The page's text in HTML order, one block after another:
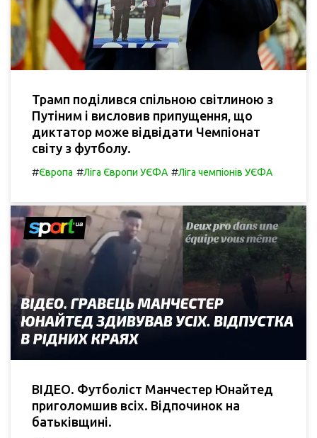
Трамп поділився спільною світлиною з
Путіним і висловив припущення, що
диктатор може відвідати Чемпіонат
світу з футболу.
#Європа #Ліга Європи УЄФА #Ліга чемпіонів УЄФА
ВІДЕО. Футболіст Манчестер Юнайтед
приголомшив всіх. Відпочинок на
батьківщині.